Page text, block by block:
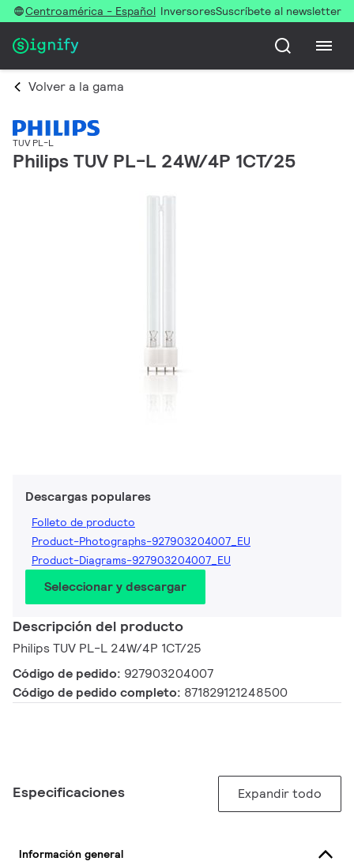
Centroamérica - Español InversoresSuscríbete al newsletter
Volver a la gama
TUV PL-L
Philips TUV PL-L 24W/4P 1CT/25
Descargas populares
Folleto de producto
Product-Photographs-927903204007_EU
Product-Diagrams-927903204007_EU
Seleccionar y descargar
Descripción del producto
Philips TUV PL-L 24W/4P 1CT/25
Código de pedido: 927903204007
Código de pedido completo: 871829121248500
Especificaciones Expandir todo
Información general